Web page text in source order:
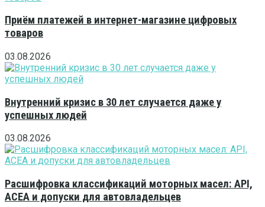
Приём платежей в интернет-магазине цифровых
товаров
03.08.2026
Внутренний кризис в 30 лет случается даже у
успешных людей
03.08.2026
Расшифровка классификаций моторных масел: API,
ACEA и допуски для автовладельцев